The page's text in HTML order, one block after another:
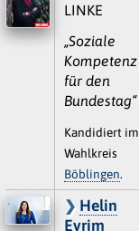
LINKE
„Soziale
Kompetenz
für den
Bundestag“
Kandidiert im
Wahlkreis
Böblingen.
Helin
Evrim